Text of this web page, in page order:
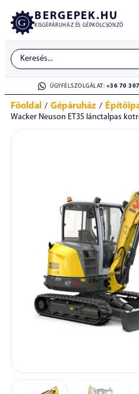
BERGEPEK.HU
KISGÉPÁRUHÁZ ÉS GÉPKÖLCSÖNZŐ
ÜGYFÉLSZOLGÁLAT: +36 70
Főoldal / Gépáruház /
Wacker Neuson ET35 lánctalpas